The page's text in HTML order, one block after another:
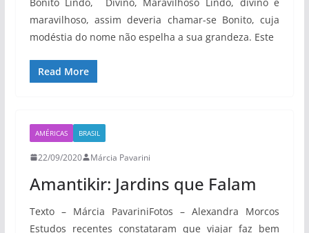
maravilhoso, assim deveria chamar-se Bonito, cuja
modéstia do nome não espelha a sua grandeza. Este
Read More
AMÉRICAS BRASIL
22/09/2020 Márcia Pavarini
Amantikir: Jardins que Falam
Texto – Márcia PavariniFotos – Alexandra Morcos
Estudos recentes constataram que viajar faz bem